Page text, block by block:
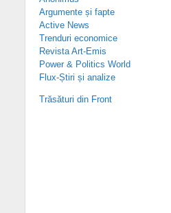
Argumente și fapte
Active News
Trenduri economice
Revista Art-Emis
Power & Politics World
Flux-Știri și analize
Trăsături din Front